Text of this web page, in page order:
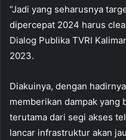
“Jadi yang seharusnya
dipercepat 2024 harus
Dialog Publika TVRI
2023.
Diakuinya, dengan
memberikan dampak yang
terutama dari segi akses
lancar infrastruktur akan